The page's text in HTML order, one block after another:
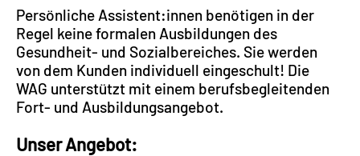
Persönliche Assistent:innen benötigen in der
Regel keine formalen Ausbildungen des
Gesundheit- und Sozialbereiches. Sie werden
von dem Kunden individuell eingeschult! Die
WAG unterstützt mit einem berufsbegleitenden
Fort- und Ausbildungsangebot.
Unser Angebot: